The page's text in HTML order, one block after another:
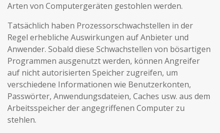
Arten von Computergeräten gestohlen werden.
Tatsächlich haben Prozessorschwachstellen in der
Regel erhebliche Auswirkungen auf Anbieter und
Anwender. Sobald diese Schwachstellen von bösartigen
Programmen ausgenutzt werden, können Angreifer
auf nicht autorisierten Speicher zugreifen, um
verschiedene Informationen wie Benutzerkonten,
Passwörter, Anwendungsdateien, Caches usw. aus dem
Arbeitsspeicher der angegriffenen Computer zu
stehlen.